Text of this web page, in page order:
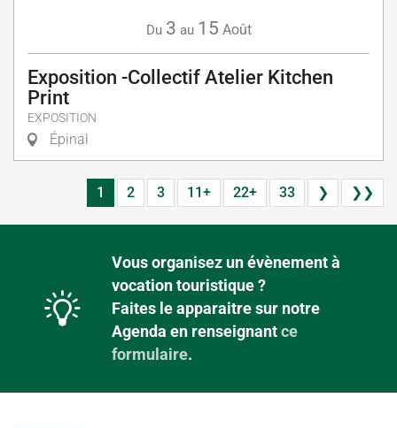
Du 3 au 15 Août
Exposition -Collectif Atelier Kitchen
Print
EXPOSITION
Épinal
1 2 3 11+ 22+ 33 ❯ ❯❯
Vous organisez un évènement à
vocation touristique ?
Faites le apparaitre sur notre
Agenda en renseignantce
formulaire.